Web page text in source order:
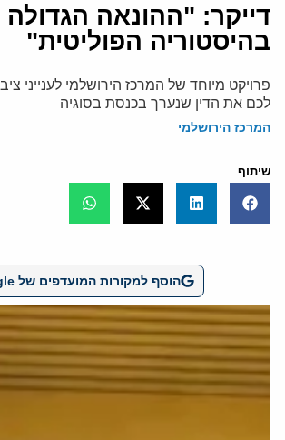
דייקר: "ההונאה הגדולה
בהיסטוריה הפוליטית"
פרויקט מיוחד של המרכז הירושלמי לענייני
לכם את הדין שנערך בכנסת בסוגיה
המרכז הירושלמי
שיתוף
הוסף למקורות המועדפים של Google